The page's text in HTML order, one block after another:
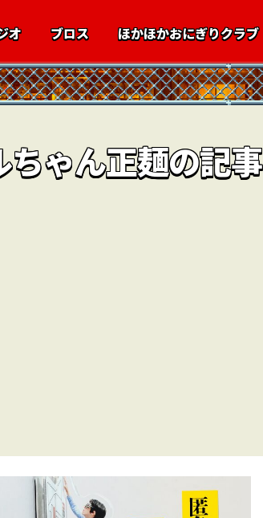
オ ブロス ほかほかおにぎりクラブ
ちゃん正麺の記事